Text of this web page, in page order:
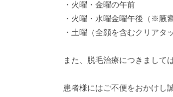
・火曜・金曜の午前
・火曜・水曜金曜午後（※腋
・土曜（全顔を含むクリアタ
また、脱毛治療につきまして
患者様にはご不便をおかけし